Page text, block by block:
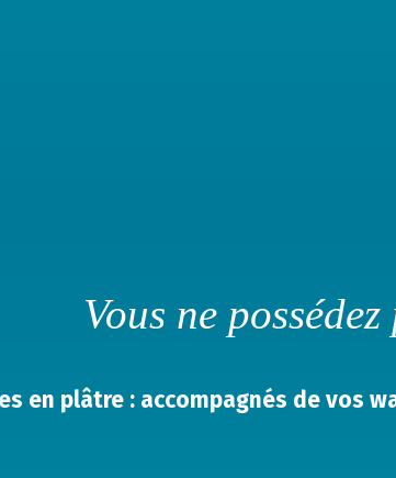
Vous ne
en plâtre : accompagnés de vos